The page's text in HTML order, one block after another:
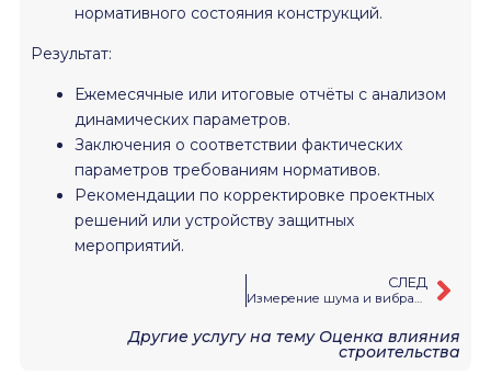
нормативного состояния конструкций.
Результат:
Ежемесячные или итоговые отчёты с анализом
динамических параметров.
Заключения о соответствии фактических
параметров требованиям нормативов.
Рекомендации по корректировке проектных
решений или устройству защитных
мероприятий.
СЛЕД
Измерение шума и вибраций в проектируемых и существующих зданиях и сооружениях
Другие услугу на тему Оценка влияния
строительства